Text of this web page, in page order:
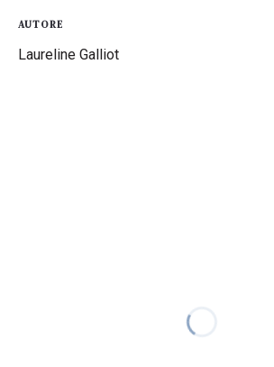
AUTORE
Laureline Galliot